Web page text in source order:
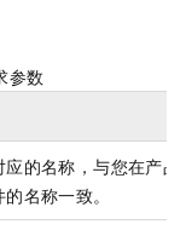
参数
应的名称，与您在产品
名称一致。